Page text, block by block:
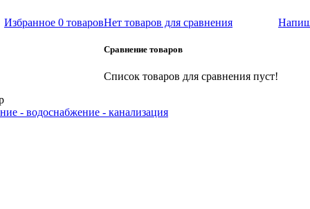
Избранное 0 товаровНет товаров для сравнения
Сравнение товаров
Список товаров для сравнения пуст!
- водоснабжение - канализация